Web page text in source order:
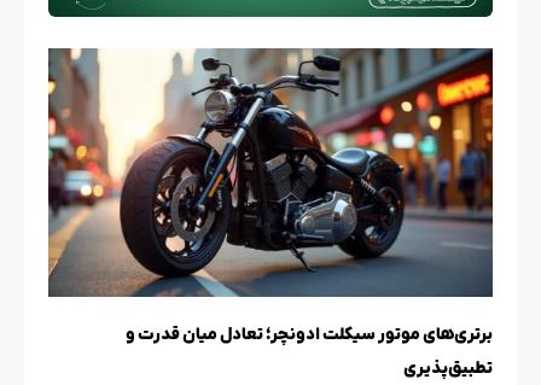
برتری‌های موتور سیکلت ادونچر؛ تعادل میان قدرت و
تطبیق‌پذیری